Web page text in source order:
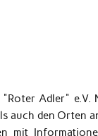
Adler"
auch den Orten
mit